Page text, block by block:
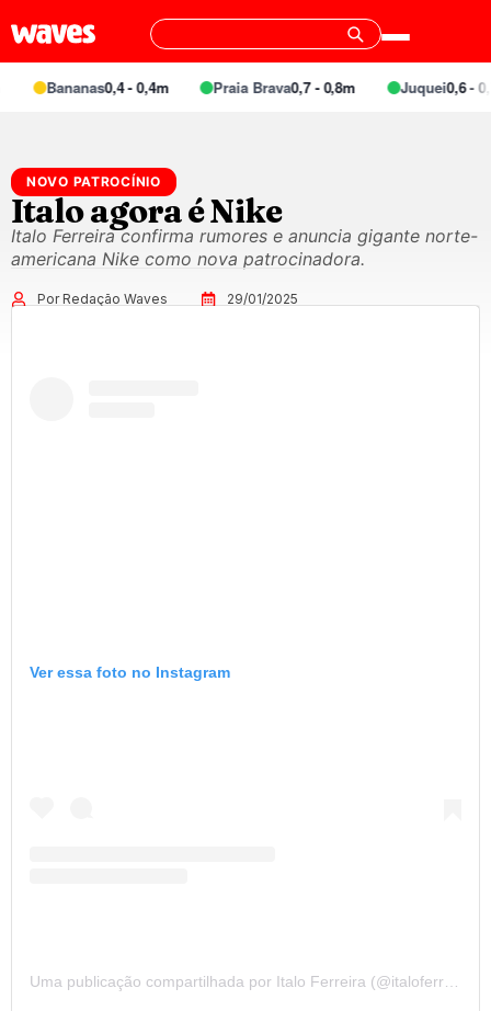
Bananas0,4 - 0,4m Praia Brava0,7 - 0,8m Juquei0,6 -
NOVO PATROCÍNIO
Italo agora é Nike
Italo Ferreira confirma rumores e anuncia gigante norte-
americana Nike como nova patrocinadora.
Por Redação Waves 29/01/2025
Ver essa foto no Instagram